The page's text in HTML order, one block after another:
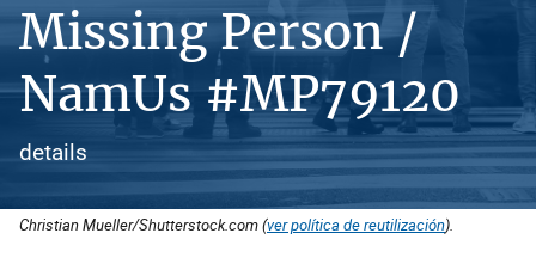
Missing Person /
NamUs #MP79120
details
Christian Mueller/Shutterstock.com (ver política de reutilización).